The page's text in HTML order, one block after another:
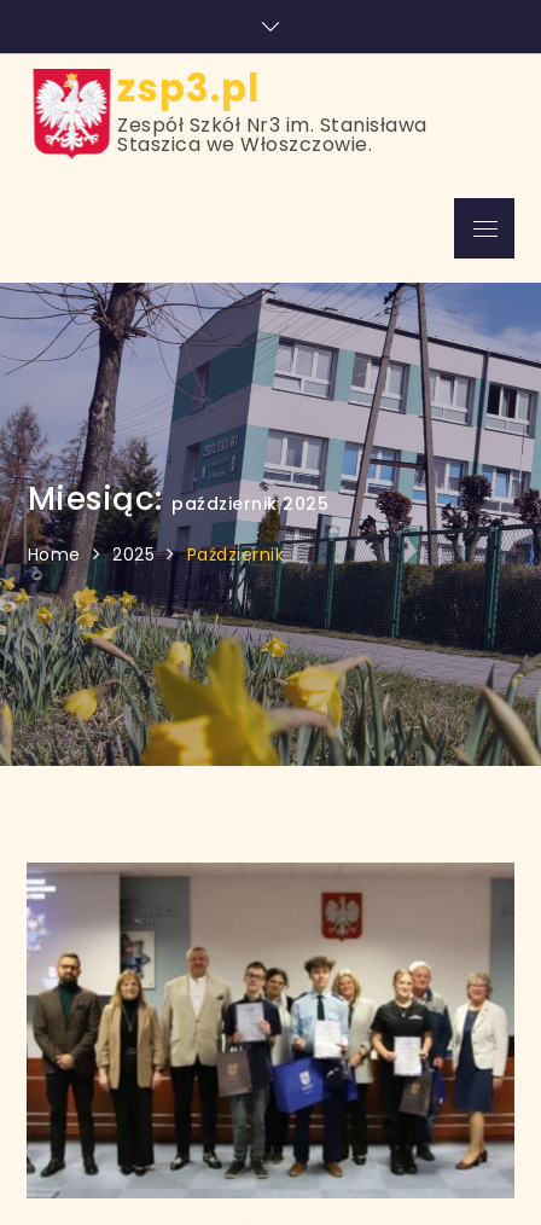
content
zsp3.pl
Zespół Szkół Nr3 im. Stanisława
Staszica we Włoszczowie.
Menu
Miesiąc: październik 2025
Home 2025 Październik